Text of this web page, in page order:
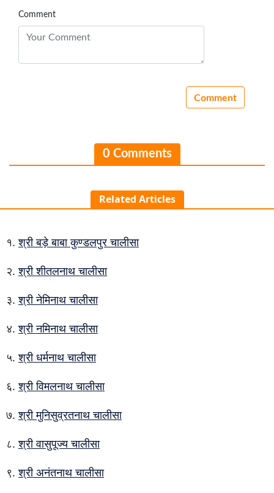
Comment
0 Comments
Related Articles
श्री बड़े बाबा कुण्डलपुर चालीसा
श्री शीतलनाथ चालीसा
श्री नेमिनाथ चालीसा
श्री नमिनाथ चालीसा
श्री धर्मनाथ चालीसा
श्री विमलनाथ चालीसा
श्री मुनिसुव्रतनाथ चालीसा
श्री वासुपूज्य चालीसा
श्री अनंतनाथ चालीसा